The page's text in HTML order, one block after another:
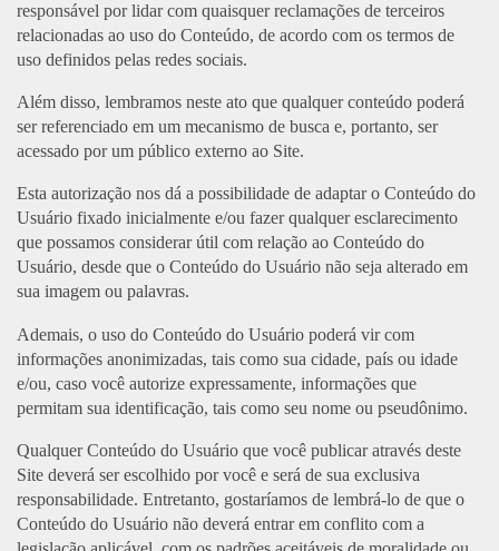
responsável por lidar com quaisquer reclamações de terceiros
relacionadas ao uso do Conteúdo, de acordo com os termos de
uso definidos pelas redes sociais.
Além disso, lembramos neste ato que qualquer conteúdo poderá
ser referenciado em um mecanismo de busca e, portanto, ser
acessado por um público externo ao Site.
Esta autorização nos dá a possibilidade de adaptar o Conteúdo do
Usuário fixado inicialmente e/ou fazer qualquer esclarecimento
que possamos considerar útil com relação ao Conteúdo do
Usuário, desde que o Conteúdo do Usuário não seja alterado em
sua imagem ou palavras.
Ademais, o uso do Conteúdo do Usuário poderá vir com
informações anonimizadas, tais como sua cidade, país ou idade
e/ou, caso você autorize expressamente, informações que
permitam sua identificação, tais como seu nome ou pseudônimo.
Qualquer Conteúdo do Usuário que você publicar através deste
Site deverá ser escolhido por você e será de sua exclusiva
responsabilidade. Entretanto, gostaríamos de lembrá-lo de que o
Conteúdo do Usuário não deverá entrar em conflito com a